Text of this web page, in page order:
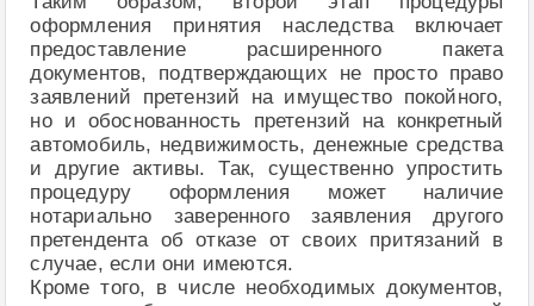
оформления принятия наследства включает
предоставление расширенного пакета
документов, подтверждающих не просто право
заявлений претензий на имущество покойного,
но и обоснованность претензий на конкретный
автомобиль, недвижимость, денежные средства
и другие активы. Так, существенно упростить
процедуру оформления может наличие
нотариально заверенного заявления другого
претендента об отказе от своих притязаний в
случае, если они имеются.
Кроме того, в числе необходимых документов,